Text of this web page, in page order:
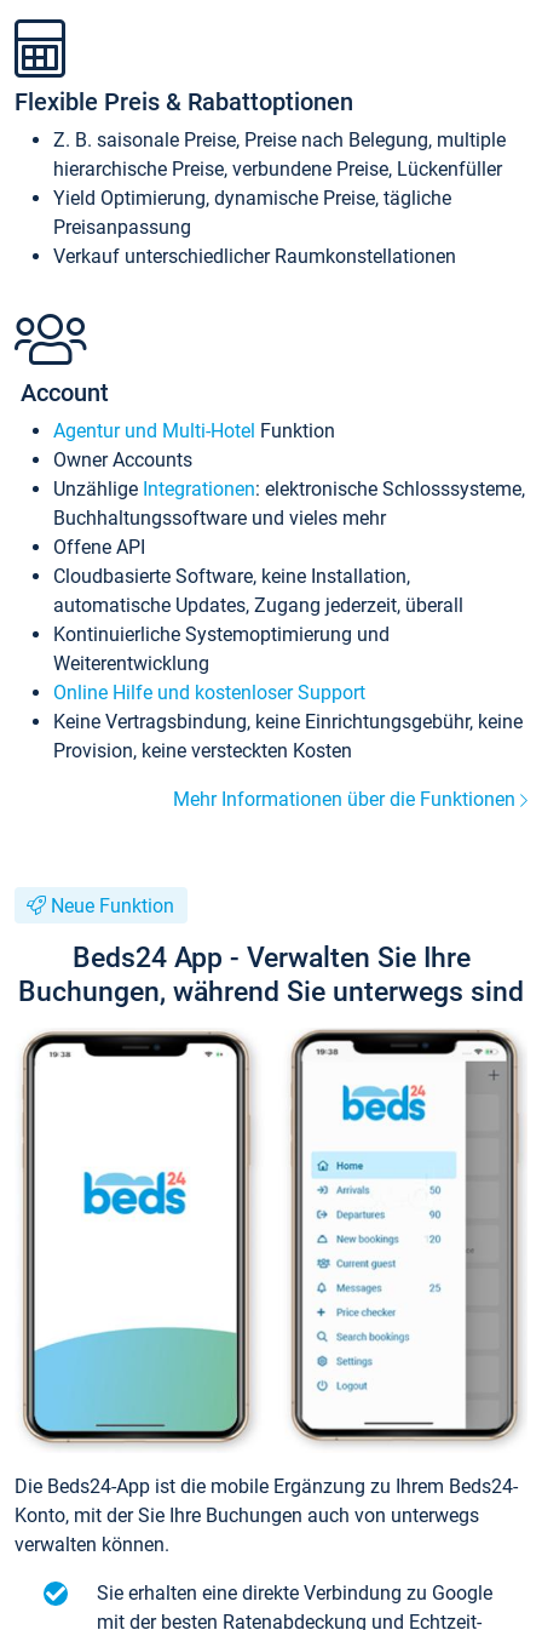
Flexible Preis & Rabattoptionen
Z. B. saisonale Preise, Preise nach Belegung, multiple
hierarchische Preise, verbundene Preise, Lückenfüller
Yield Optimierung, dynamische Preise, tägliche
Preisanpassung
Verkauf unterschiedlicher Raumkonstellationen
Account
Agentur und Multi-Hotel Funktion
Owner Accounts
Unzählige Integrationen: elektronische Schlosssysteme,
Buchhaltungssoftware und vieles mehr
Offene API
Cloudbasierte Software, keine Installation,
automatische Updates, Zugang jederzeit, überall
Kontinuierliche Systemoptimierung und
Weiterentwicklung
Online Hilfe und kostenloser Support
Keine Vertragsbindung, keine Einrichtungsgebühr, keine
Provision, keine versteckten Kosten
Mehr Informationen über die Funktionen
Neue Funktion
Beds24 App - Verwalten Sie Ihre
Buchungen, während Sie unterwegs sind
Die Beds24-App ist die mobile Ergänzung zu Ihrem Beds24-
Konto, mit der Sie Ihre Buchungen auch von unterwegs
verwalten können.
Sie erhalten eine direkte Verbindung zu Google
mit der besten Ratenabdeckung und Echtzeit-